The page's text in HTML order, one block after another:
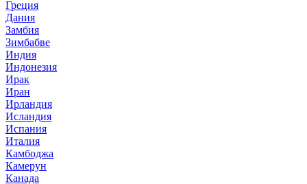
Греция
Дания
Замбия
Зимбабве
Индия
Индонезия
Ирак
Иран
Ирландия
Исландия
Испания
Италия
Камбоджа
Камерун
Канада